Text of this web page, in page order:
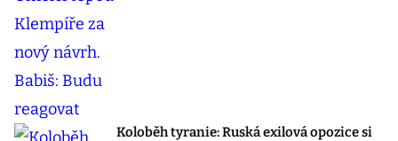
Koloběh tyranie: Ruská exilová opozice si